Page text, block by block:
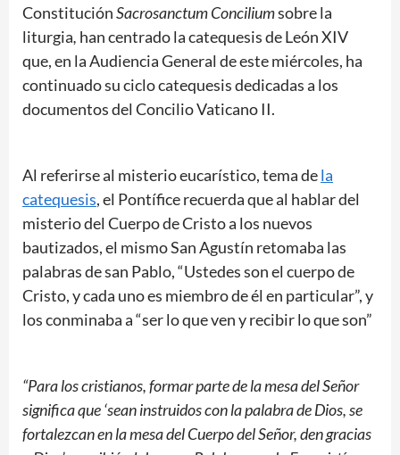
ConstituciónSacrosanctum Conciliumsobre la
liturgia, han centrado la catequesis de León XIV
que, en la Audiencia General de este miércoles, ha
continuado su ciclo catequesis dedicadas a los
documentos del Concilio Vaticano II.
Al referirse al misterio eucarístico, tema dela
catequesis, el Pontífice recuerda que al hablar del
misterio del Cuerpo de Cristo a los nuevos
bautizados, el mismo San Agustín retomaba las
palabras de san Pablo, “Ustedes son el cuerpo de
Cristo, y cada uno es miembro de él en particular”, y
los conminaba a “ser lo que ven y recibir lo que son”
“Para los cristianos, formar parte de la mesa del Señor
significa que ‘sean instruidos con la palabra de Dios, se
fortalezcan en la mesa del Cuerpo del Señor, den gracias